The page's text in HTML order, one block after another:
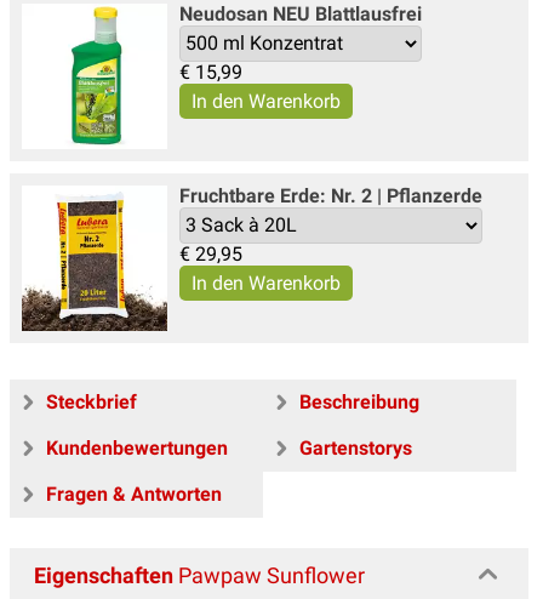
Neudosan NEU Blattlausfrei
€ 15,99
Fruchtbare Erde: Nr. 2 | Pflanzerde
€ 29,95
Steckbrief
Beschreibung
Kundenbewertungen
Gartenstorys
Fragen & Antworten
Eigenschaften Pawpaw Sunflower